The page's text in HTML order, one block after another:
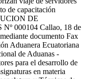
de capacitación
DE
000104 Callao, 18 de
documento Fax
Aduanera Ecuatoriana
de Aduanas -
para el desarrollo de
en materia